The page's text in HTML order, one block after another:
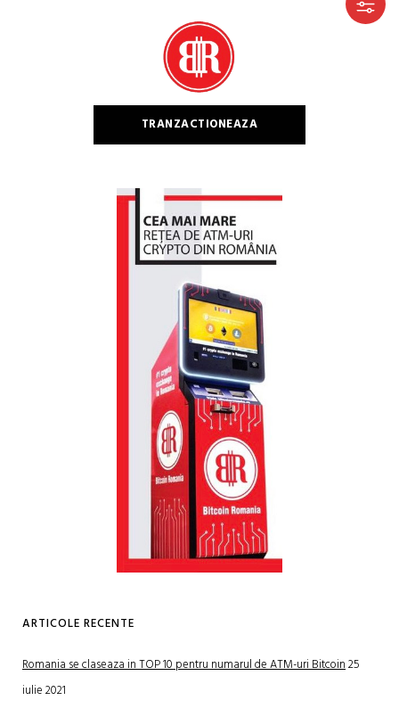
TRANZACTIONEAZA
ARTICOLE RECENTE
Romania se claseaza in TOP 10 pentru numarul de ATM-uri Bitcoin25
iulie 2021